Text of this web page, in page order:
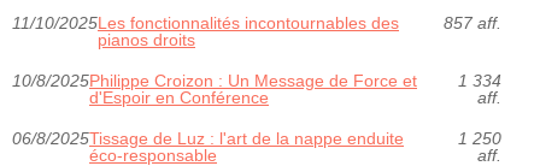
11/10/2025Les fonctionnalités incontournables des
pianos droits
857 aff.
10/8/2025Philippe Croizon : Un Message de Force et
d'Espoir en Conférence
1 334
aff.
06/8/2025Tissage de Luz : l'art de la nappe enduite
éco-responsable
1 250
aff.